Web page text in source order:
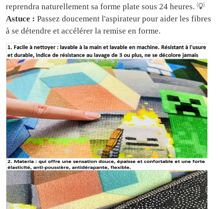
reprendra naturellement sa forme plate sous 24 heures. 💡
Astuce : Passez doucement l'aspirateur pour aider les fibres
à se détendre et accélérer la remise en forme.